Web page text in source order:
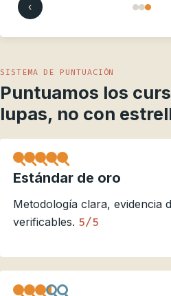
‹
SISTEMA DE PUNTUACIÓN
Puntuamos los
lupas, no con
Estándar de oro
Metodología clara, evidencia
verificables. 5/5